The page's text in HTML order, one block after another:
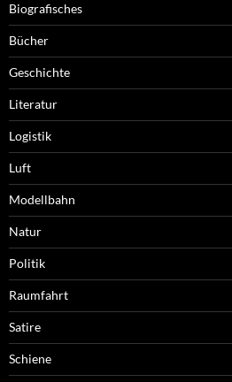
Biografisches
Bücher
Geschichte
Literatur
Logistik
Luft
Modellbahn
Natur
Politik
Raumfahrt
Satire
Schiene